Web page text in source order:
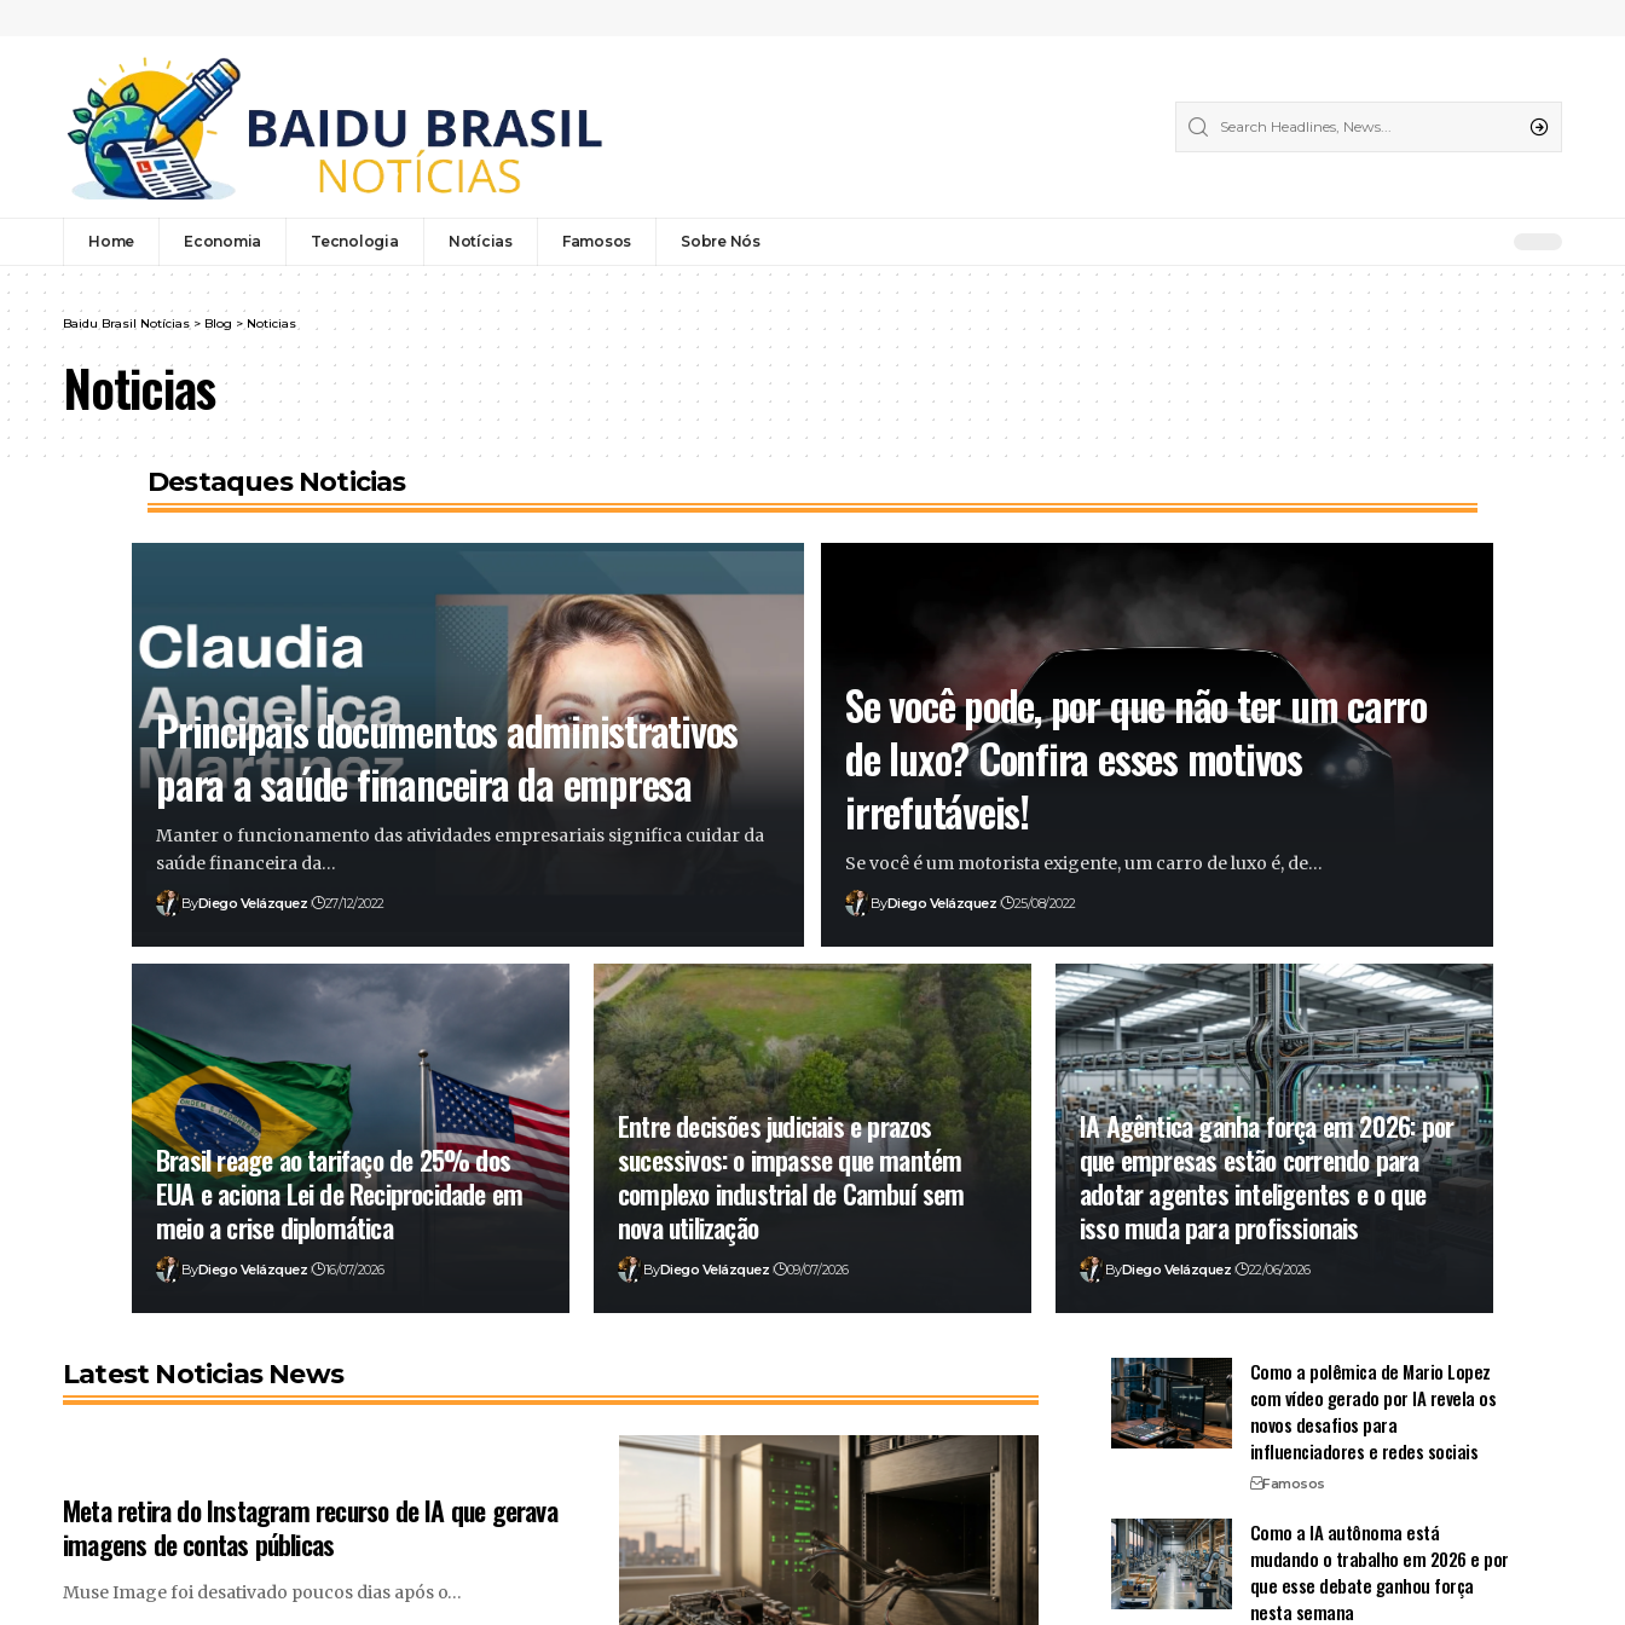
Home Economia Tecnologia Notícias Famosos Sobre Nós
Baidu Brasil Notícias > Blog > Noticias
Noticias
Destaques Noticias
Principais documentos administrativos
para a saúde financeira da empresa
Manter o funcionamento das atividades empresariais significa cuidar da
saúde financeira da…
ByDiego Velázquez 27/12/2022
Se você pode, por que não ter um carro
de luxo? Confira esses motivos
irrefutáveis!
Se você é um motorista exigente, um carro de luxo é, de…
ByDiego Velázquez 25/08/2022
Brasil reage ao tarifaço de 25% dos
EUA e aciona Lei de Reciprocidade em
meio a crise diplomática
ByDiego Velázquez 16/07/2026
Entre decisões judiciais e prazos
sucessivos: o impasse que mantém
complexo industrial de Cambuí sem
nova utilização
ByDiego Velázquez 09/07/2026
IA Agêntica ganha força em 2026: por
que empresas estão correndo para
adotar agentes inteligentes e o que
isso muda para profissionais
ByDiego Velázquez 22/06/2026
Latest Noticias News
Meta retira do Instagram recurso de IA que gerava
imagens de contas públicas
Muse Image foi desativado poucos dias após o…
Como a polêmica de Mario Lopez
com vídeo gerado por IA revela os
novos desafios para
influenciadores e redes sociais
Famosos
Como a IA autônoma está
mudando o trabalho em 2026 e por
que esse debate ganhou força
nesta semana